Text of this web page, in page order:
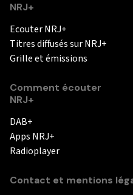
NRJ+
Ecouter NRJ+
Titres diffusés sur NRJ+
Grille et émissions
Comment écouter
NRJ+
DAB+
Apps NRJ+
Radioplayer
Contact et mentions